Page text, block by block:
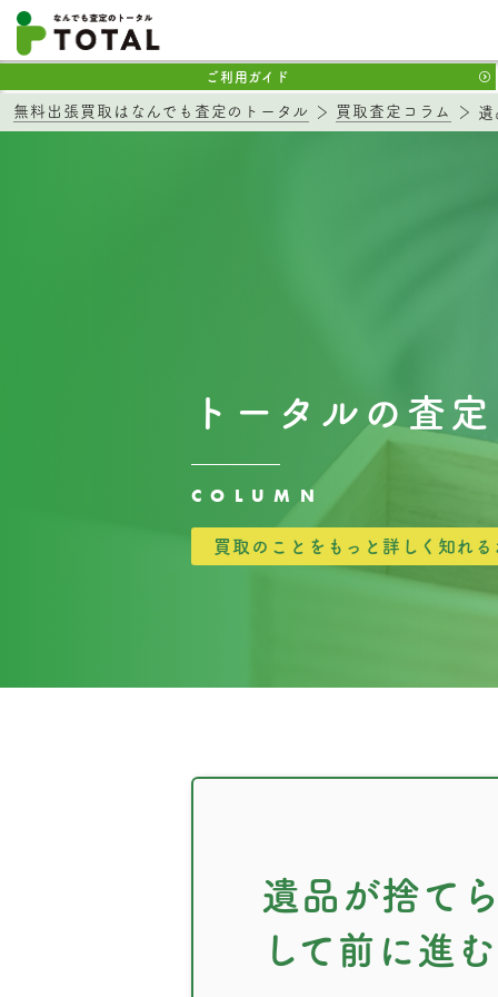
ご利用ガイド
無料出張買取はなんでも査定のトータル 買取査定コラム
トータルの査
COLUMN
買取のことをもっと詳しく知れ
遺品が捨て
して前に進